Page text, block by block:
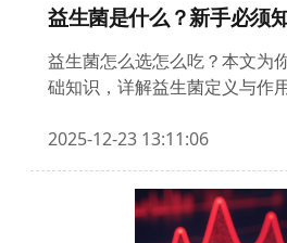
益生菌是什么？新手必须
益生菌怎么选怎么吃？本文为
础知识，详解益生菌定义与作
指南和科学食用建议，助你建
字专业指南，新手必读！
2025-12-23 13:11:06